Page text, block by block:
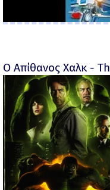
Ο Απίθανος Χαλκ -